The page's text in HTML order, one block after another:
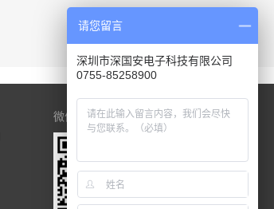
微信公众号
请您留言
深圳市深国安电子科技有限公司
0755-85258900